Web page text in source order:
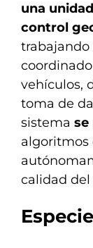
una
control
vehículos,
toma de
sistema se
algoritmos
calidad del